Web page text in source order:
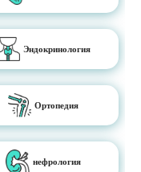
Эндокринология
Ортопедия
нефрология